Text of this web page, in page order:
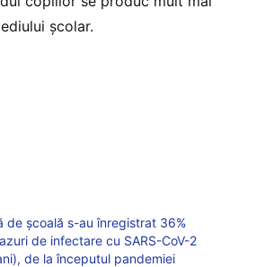
școlar.
de școală s-au înregistrat 36%
de infectare cu SARS-CoV-2
de la începutul pandemiei